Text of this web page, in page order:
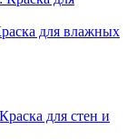
для влажных